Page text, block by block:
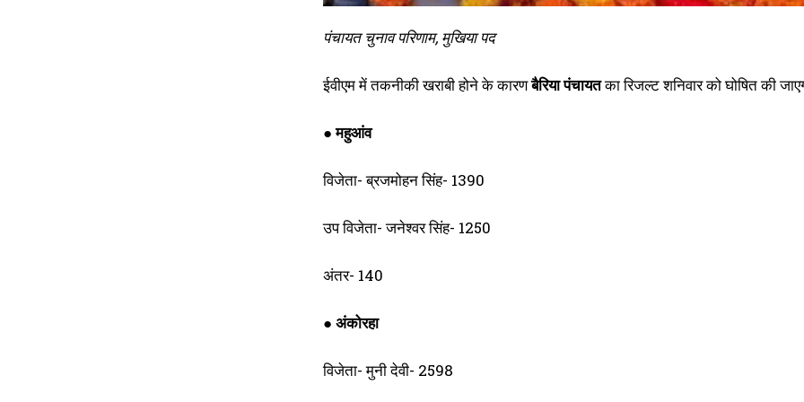
पंचायत चुनाव परिणाम, मुखिया पद
ईवीएम में तकनीकी खराबी होने के कारणबैरिया पंचायतका रिजल्ट शनिवार को घोषित की
● महुआंव
विजेता- ब्रजमोहन सिंह- 1390
उप विजेता- जनेश्वर सिंह- 1250
अंतर- 140
● अंकोरहा
विजेता- मुनी देवी- 2598